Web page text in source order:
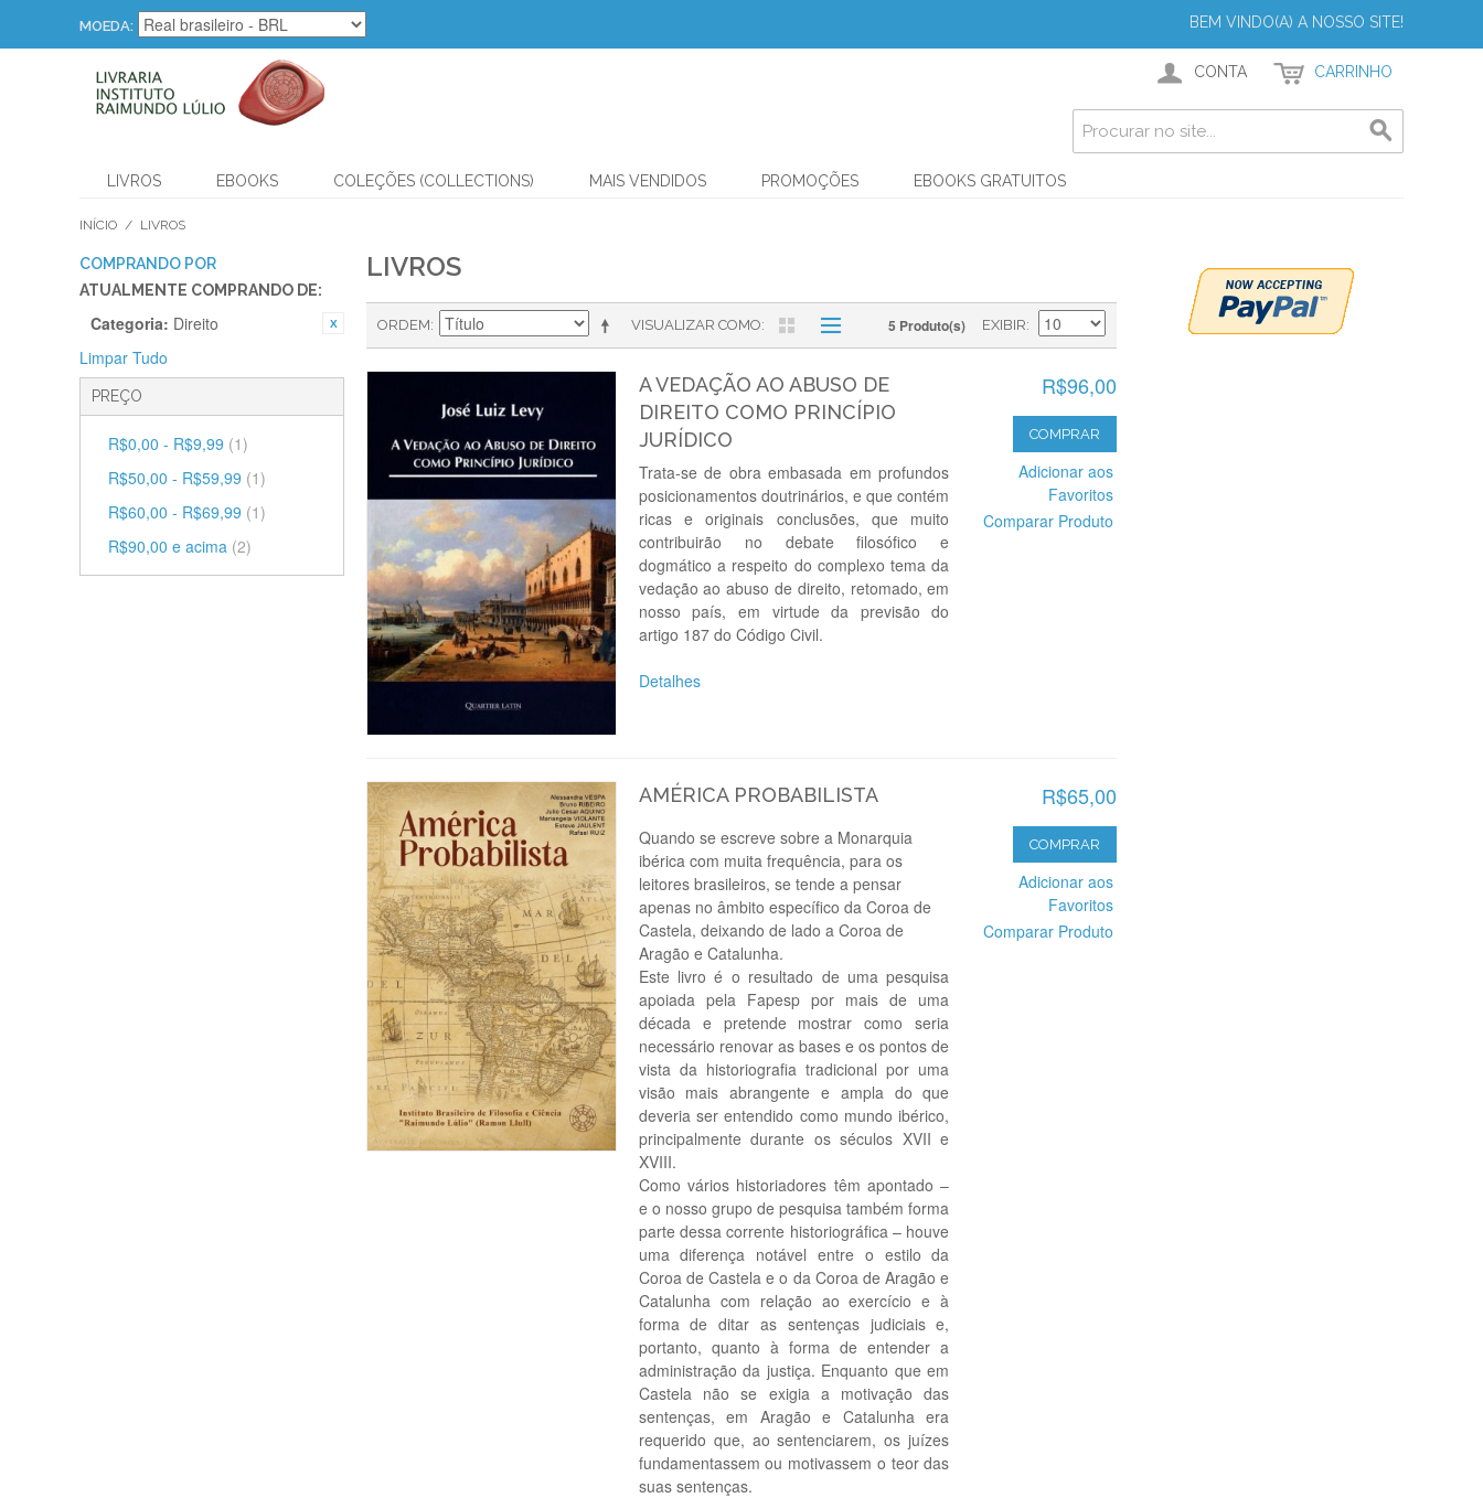
MOEDA: BEM VINDO(A) A NOSSO SITE!
CONTA CARRINHO
LIVROS EBOOKS COLEÇÕES (COLLECTIONS) MAIS VENDIDOS PROMOÇÕES EBOOKS GRATUITOS
INÍCIO / LIVROS
COMPRANDO POR
ATUALMENTE COMPRANDO DE:
Categoria: Direito
Limpar Tudo
PREÇO
R$0,00 - R$9,99 (1)
R$50,00 - R$59,99 (1)
R$60,00 - R$69,99 (1)
R$90,00 e acima (2)
LIVROS
VISUALIZAR COMO
ORDEM 5 Produto(s) EXIBIR
A VEDAÇÃO AO ABUSO DE
DIREITO COMO PRINCÍPIO
JURÍDICO
R$96,00
COMPRAR
Adicionar aos
Favoritos
Comparar Produto
Trata-se de obra embasada em profundos
posicionamentos doutrinários, e que contém
ricas e originais conclusões, que muito
contribuirão no debate filosófico e
dogmático a respeito do complexo tema da
vedação ao abuso de direito, retomado, em
nosso país, em virtude da previsão do
artigo 187 do Código Civil.
Detalhes
AMÉRICA PROBABILISTA R$65,00
COMPRAR
Adicionar aos
Favoritos
Comparar Produto
Quando se escreve sobre a Monarquia
ibérica com muita frequência, para os
leitores brasileiros, se tende a pensar
apenas no âmbito específico da Coroa de
Castela, deixando de lado a Coroa de
Aragão e Catalunha.
Este livro é o resultado de uma pesquisa
apoiada pela Fapesp por mais de uma
década e pretende mostrar como seria
necessário renovar as bases e os pontos de
vista da historiografia tradicional por uma
visão mais abrangente e ampla do que
deveria ser entendido como mundo ibérico,
principalmente durante os séculos XVII e
XVIII.
Como vários historiadores têm apontado –
e o nosso grupo de pesquisa também forma
parte dessa corrente historiográfica – houve
uma diferença notável entre o estilo da
Coroa de Castela e o da Coroa de Aragão e
Catalunha com relação ao exercício e à
forma de ditar as sentenças judiciais e,
portanto, quanto à forma de entender a
administração da justiça. Enquanto que em
Castela não se exigia a motivação das
sentenças, em Aragão e Catalunha era
requerido que, ao sentenciarem, os juízes
fundamentassem ou motivassem o teor das
suas sentenças.